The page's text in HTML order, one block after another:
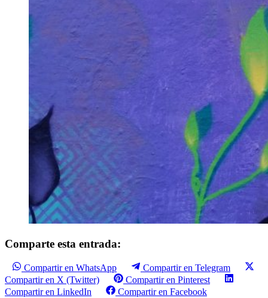
Comparte esta entrada:
Compartir en WhatsApp
Compartir en Telegram
Compartir en X (Twitter)
Compartir en Pinterest
Compartir en LinkedIn
Compartir en Facebook